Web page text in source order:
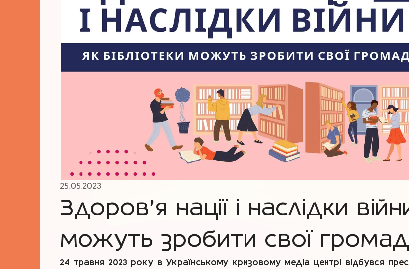
25.05.2023
Здоров’я нації і наслідки
можуть зробити свої
24 травня 2023 року в Українському кризовому медіа центрі відбувся